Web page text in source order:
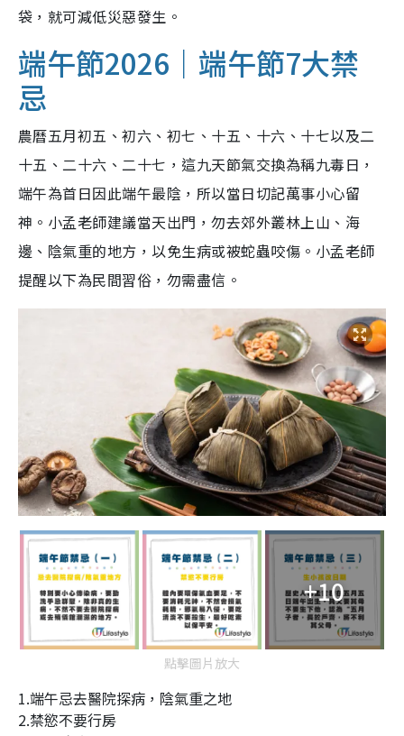
袋，就可減低災惡發生。
端午節2026｜端午節7大禁
忌
農曆五月初五、初六、初七、十五、十六、十七以及二
十五、二十六、二十七，這九天節氣交換為稱九毒日，
端午為首日因此端午最陰，所以當日切記萬事小心留
神。小孟老師建議當天出門，勿去郊外叢林上山、海
邊、陰氣重的地方，以免生病或被蛇蟲咬傷。小孟老師
提醒以下為民間習俗，勿需盡信。
+10
點擊圖片放大
1.端午忌去醫院探病，陰氣重之地
2.禁慾不要行房